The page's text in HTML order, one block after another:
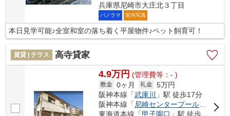
兵庫県尼崎市大庄北３丁目
パノラマ 室内写真
本日見学可能♪全室和室の落ち着く平屋物件♪ペット飼育可！
賃貸 | テラス 高寺貸家
4.9万円 (管理費等：- )
敷金 0ヶ月 礼金 5万円
阪神本線「武庫川
」駅 徒歩17分
阪神本線「 尼崎センタープール前
」駅
東海道本線「甲子園口 」駅 徒歩27分